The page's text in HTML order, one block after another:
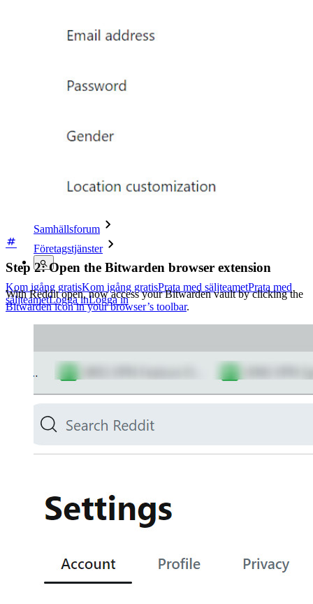
Bug Bounty Program
Bitwarden säkerhetsvitbok
Hjälpcenter
Samhällsforum
Företagstjänster
Kom igång gratisKom igång gratisPrata med säljteametPrata med
säljteametLogga inLogga in
Step 2: Open the Bitwarden browser extension
With Reddit open, now access your Bitwarden vault by clicking the
Bitwarden icon in your browser’s toolbar.